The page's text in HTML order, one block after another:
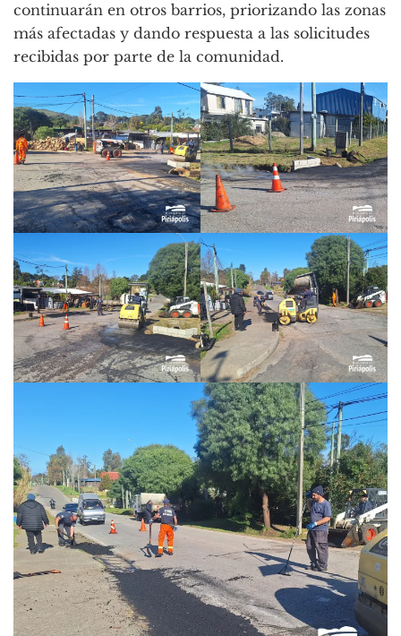
continuarán en otros barrios, priorizando las zonas
más afectadas y dando respuesta a las solicitudes
recibidas por parte de la comunidad.